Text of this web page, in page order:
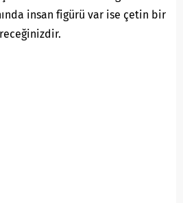
insan figürü var ise çetin bir